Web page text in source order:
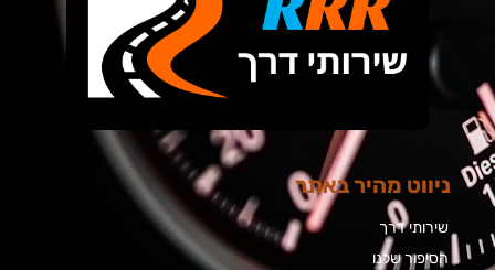
ניווט מהיר באתר
שירותי דרך
הסיפור שלנו